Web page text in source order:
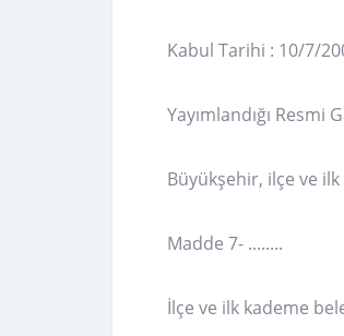
Kabul Tarihi : 10/7/
Yayımlandığı Resmi
Büyükşehir, ilçe ve
Madde 7- ........
İlçe ve ilk kademe